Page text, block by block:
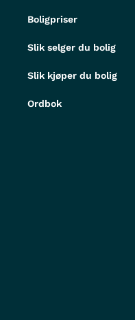
Boligpriser
Slik selger du bolig
Slik kjøper du bolig
Ordbok